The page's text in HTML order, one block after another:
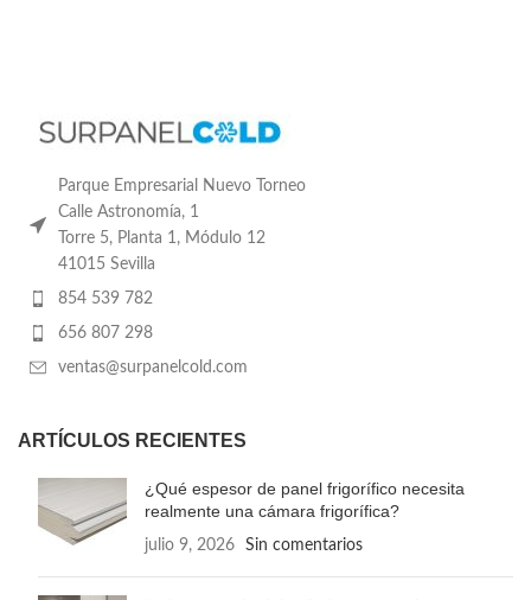
Parque Empresarial Nuevo Torneo
Calle Astronomía, 1
Torre 5, Planta 1, Módulo 12
41015 Sevilla
854 539 782
656 807 298
ventas@surpanelcold.com
ARTÍCULOS RECIENTES
¿Qué espesor de panel frigorífico necesita
realmente una cámara frigorífica?
julio 9, 2026 Sin comentarios